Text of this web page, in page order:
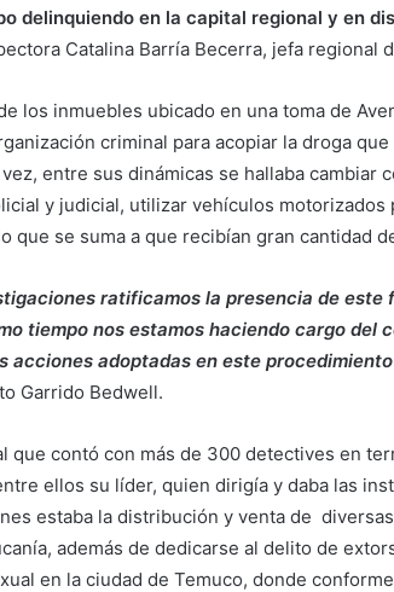
delinquiendo en la capital regional y en
Catalina Barría Becerra, jefa regional
los inmuebles ubicado en una toma de
criminal para acopiar la droga
entre sus dinámicas se hallaba cambiar
y judicial, utilizar vehículos
que se suma a que recibían gran cantidad
ratificamos la presencia de este
tiempo nos estamos haciendo cargo del
acciones adoptadas en este
Garrido Bedwell.
que contó con más de 300 detectives en
ellos su líder, quien dirigía y daba las
estaba la distribución y venta de
además de dedicarse al delito de
en la ciudad de Temuco, donde